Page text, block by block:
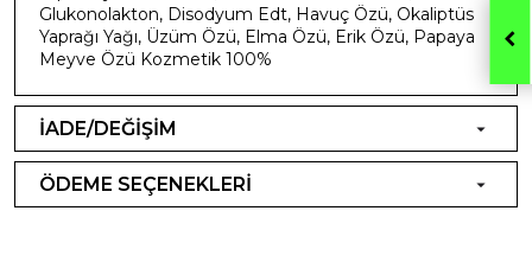
Glukonolakton, Disodyum Edt, Havuç Özü, Okaliptüs
Yaprağı Yağı, Üzüm Özü, Elma Özü, Erik Özü, Papaya
Meyve Özü Kozmetik 100%
İADE/DEĞİŞİM
ÖDEME SEÇENEKLERİ